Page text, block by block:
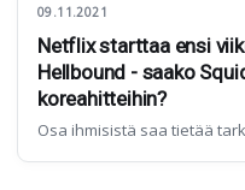
09.11.2021
Netflix starttaa ensi
Hellbound - saako
koreahitteihin?
Osa ihmisistä saa tietää